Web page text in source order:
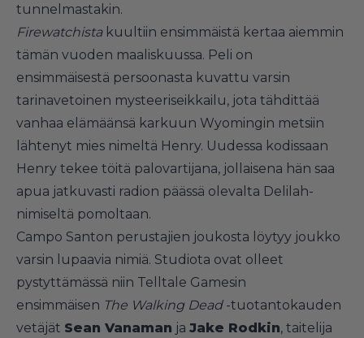
tunnelmastakin.
Firewatchista kuultiin ensimmäistä kertaa aiemmin
tämän vuoden maaliskuussa. Peli on
ensimmäisestä persoonasta kuvattu varsin
tarinavetoinen mysteeriseikkailu, jota tähdittää
vanhaa elämäänsä karkuun Wyomingin metsiin
lähtenyt mies nimeltä Henry. Uudessa kodissaan
Henry tekee töitä palovartijana, jollaisena hän saa
apua jatkuvasti radion päässä olevalta Delilah-
nimiseltä pomoltaan.
Campo Santon perustajien joukosta löytyy joukko
varsin lupaavia nimiä. Studiota ovat olleet
pystyttämässä niin Telltale Gamesin
ensimmäisen The Walking Dead-tuotantokauden
vetäjät Sean Vanaman ja Jake Rodkin, taitelija